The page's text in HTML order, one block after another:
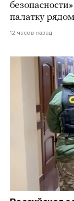
палатку
12 часов назад